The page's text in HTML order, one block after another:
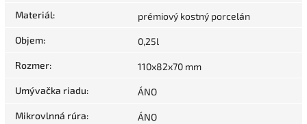
Materiál: prémiový kostný porcelán
Objem: 0,25l
Rozmer: 110x82x70 mm
Umývačka riadu: ÁNO
Mikrovlnná rúra: ÁNO